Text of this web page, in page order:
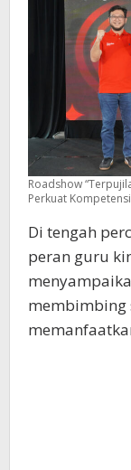
Roadshow
Perkuat
Di tengah
peran guru
membimbing